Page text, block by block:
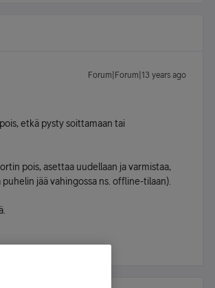
Forum|Forum|13 years ago
etkä pysty soittamaan tai
pois, asettaa uudellaan ja varmistaa,
jää vahingossa ns. offline-tilaan).